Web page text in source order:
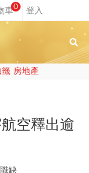
0
籤 房地產
空釋出逾